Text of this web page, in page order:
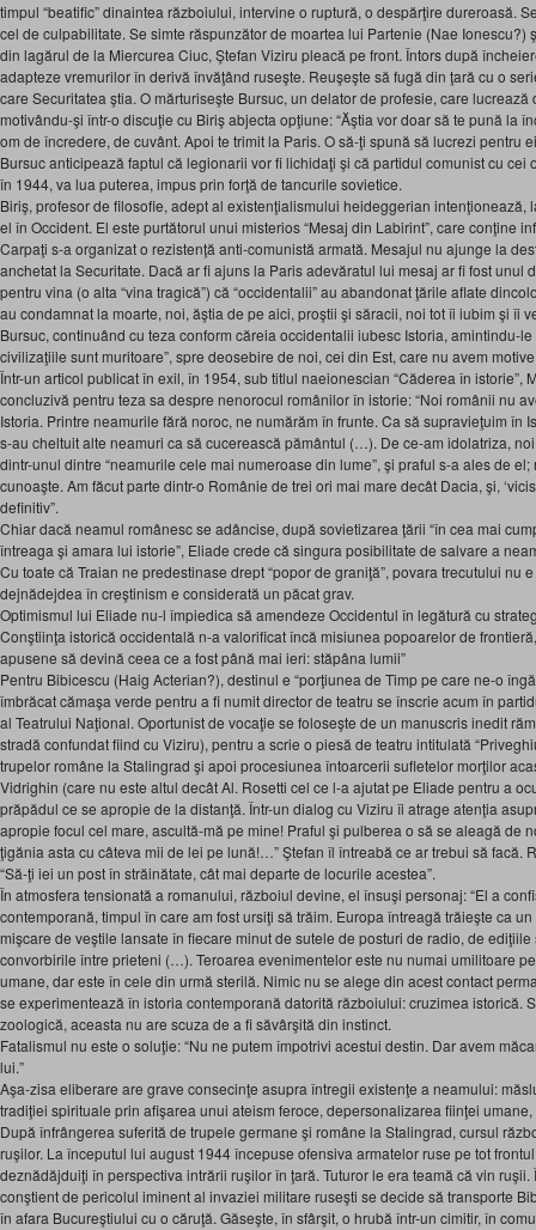
timpul “beatific” dinaintea războiului, intervine o ruptură, o despărţire dureroasă.
cel de culpabilitate. Se simte răspunzător de moartea lui Partenie (Nae Ionescu?)
din lagărul de la Miercurea Ciuc, Ştefan Viziru pleacă pe front. Întors după
adapteze vremurilor în derivă învăţând ruseşte. Reuşeşte să fugă din ţară cu o
care Securitatea ştia. O mărturiseşte Bursuc, un delator de profesie, care
motivându-şi într-o discuţie cu Biriş abjecta opţiune: “Ăştia vor doar să te pună la
om de încredere, de cuvânt. Apoi te trimit la Paris. O să-ţi spună să lucrezi pentru
Bursuc anticipează faptul că legionarii vor fi lichidaţi şi că partidul comunist cu cei
în 1944, va lua puterea, impus prin forţă de tancurile sovietice.
Biriş, profesor de filosofie, adept al existenţialismului heideggerian intenţionează,
el în Occident. El este purtătorul unui misterios “Mesaj din Labirint”, care conţine
Carpaţi s-a organizat o rezistenţă anti-comunistă armată. Mesajul nu ajunge la
anchetat la Securitate. Dacă ar fi ajuns la Paris adevăratul lui mesaj ar fi fost unul
pentru vina (o alta “vina tragică”) că “occidentalii” au abandonat ţările aflate
au condamnat la moarte, noi, ăştia de pe aici, proştii şi săracii, noi tot îi iubim şi îi
Bursuc, continuând cu teza conform căreia occidentalii iubesc Istoria, amintindu-
civilizaţiile sunt muritoare”, spre deosebire de noi, cei din Est, care nu avem
Într-un articol publicat în exil, în 1954, sub titlul naeionescian “Căderea în istorie”,
concluzivă pentru teza sa despre nenorocul românilor în istorie: “Noi românii nu
Istoria. Printre neamurile fără noroc, ne numărăm în frunte. Ca să supravieţuim în
s-au cheltuit alte neamuri ca să cucerească pământul (…). De ce-am idolatriza,
dintr-unul dintre “neamurile cele mai numeroase din lume”, şi praful s-a ales de
cunoaşte. Am făcut parte dintr-o Românie de trei ori mai mare decât Dacia, şi,
definitiv”.
Chiar dacă neamul românesc se adâncise, după sovietizarea ţării “în cea mai
întreaga şi amara lui istorie”, Eliade crede că singura posibilitate de salvare a
Cu toate că Traian ne predestinase drept “popor de graniţă”, povara trecutului nu
dejnădejdea în creştinism e considerată un păcat grav.
Optimismul lui Eliade nu-l împiedica să amendeze Occidentul în legătură cu
Conştiinţa istorică occidentală n-a valorificat încă misiunea popoarelor de
apusene să devină ceea ce a fost până mai ieri: stăpâna lumii”
Pentru Bibicescu (Haig Acterian?), destinul e “porţiunea de Timp pe care ne-o
îmbrăcat cămaşa verde pentru a fi numit director de teatru se înscrie acum în
al Teatrului Naţional. Oportunist de vocaţie se foloseşte de un manuscris inedit
stradă confundat fiind cu Viziru), pentru a scrie o piesă de teatru intitulată
trupelor române la Stalingrad şi apoi procesiunea întoarcerii sufletelor morţilor
Vidrighin (care nu este altul decât Al. Rosetti cel ce l-a ajutat pe Eliade pentru a
prăpădul ce se apropie de la distanţă. Într-un dialog cu Viziru îi atrage atenţia
apropie focul cel mare, ascultă-mă pe mine! Praful şi pulberea o să se aleagă de
ţigănia asta cu câteva mii de lei pe lună!…” Ştefan îl întreabă ce ar trebui să facă.
“Să-ţi iei un post în străinătate, cât mai departe de locurile acestea”.
În atmosfera tensionată a romanului, războiul devine, el însuşi personaj: “El a
contemporană, timpul în care am fost ursiţi să trăim. Europa întreagă trăieşte ca
mişcare de veştile lansate în fiecare minut de sutele de posturi de radio, de
convorbirile între prieteni (…). Teroarea evenimentelor este nu numai umilitoare
umane, dar este în cele din urmă sterilă. Nimic nu se alege din acest contact
se experimentează în istoria contemporană datorită războiului: cruzimea istorică.
zoologică, aceasta nu are scuza de a fi săvârşită din instinct.
Fatalismul nu este o soluţie: “Nu ne putem împotrivi acestui destin. Dar avem
lui.”
Aşa-zisa eliberare are grave consecinţe asupra întregii existenţe a neamului:
tradiţiei spirituale prin afişarea unui ateism feroce, depersonalizarea fiinţei umane,
După înfrângerea suferită de trupele germane şi române la Stalingrad, cursul
ruşilor. La începutul lui august 1944 începuse ofensiva armatelor ruse pe tot
deznădăjduiţi în perspectiva intrării ruşilor în ţară. Tuturor le era teamă că vin
conştient de pericolul iminent al invaziei militare ruseşti se decide să transporte
în afara Bucureştiului cu o căruţă. Găseşte, în sfârşit, o hrubă într-un cimitir, în